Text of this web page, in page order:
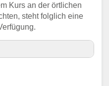
Kurs an der örtlichen
steht folglich eine